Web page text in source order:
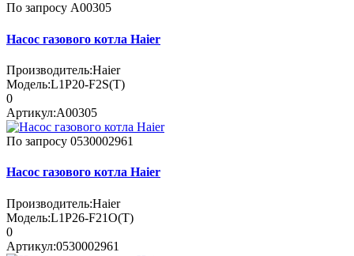
По запросу A00305
Насос газового котла Haier
Производитель:Haier
Модель:L1P20-F2S(T)
0
Артикул:A00305
По запросу 0530002961
Насос газового котла Haier
Производитель:Haier
Модель:L1P26-F21O(T)
0
Артикул:0530002961